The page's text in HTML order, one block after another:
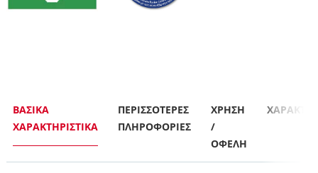
ΒΑΣΙΚΆ
ΧΑΡΑΚΤΗΡΙΣΤΙΚΆ
ΠΕΡΙΣΣΟΤΕΡΕΣ
ΠΛΗΡΟΦΟΡΙΕΣ
ΧΡΗΣΗ
/
ΟΦΕΛΗ